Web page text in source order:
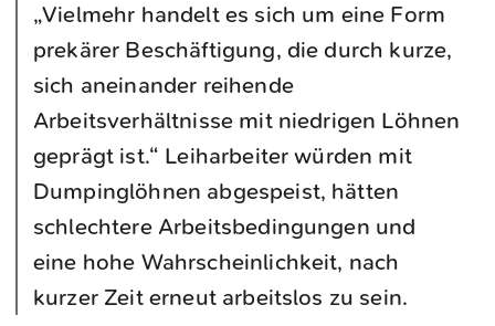
„Vielmehr handelt es sich um eine Form
prekärer Beschäftigung, die durch kurze,
sich aneinander reihende
Arbeitsverhältnisse mit niedrigen Löhnen
geprägt ist.“ Leiharbeiter würden mit
Dumpinglöhnen abgespeist, hätten
schlechtere Arbeitsbedingungen und
eine hohe Wahrscheinlichkeit, nach
kurzer Zeit erneut arbeitslos zu sein.